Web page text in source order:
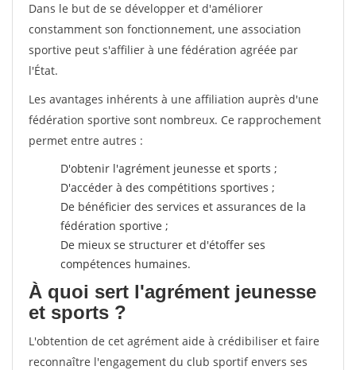
Dans le but de se développer et d'améliorer
constamment son fonctionnement, une association
sportive peut s'affilier à une fédération agréée par
l'État.
Les avantages inhérents à une affiliation auprès d'une
fédération sportive sont nombreux. Ce rapprochement
permet entre autres :
D'obtenir l'agrément jeunesse et sports ;
D'accéder à des compétitions sportives ;
De bénéficier des services et assurances de la
fédération sportive ;
De mieux se structurer et d'étoffer ses
compétences humaines.
À quoi sert l'agrément jeunesse
et sports ?
L'obtention de cet agrément aide à crédibiliser et faire
reconnaître l'engagement du club sportif envers ses